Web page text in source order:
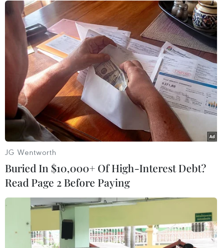
Theo dõi VietnamPlus
TIN LIÊN QUAN
JG Wentworth
Buried In $10,000+ Of High-Interest Debt?
Read Page 2 Before Paying